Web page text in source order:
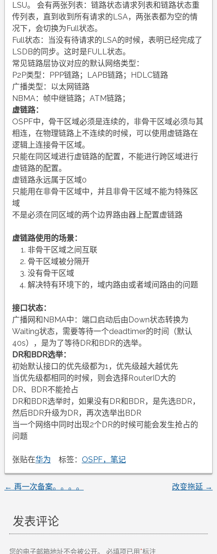
LSU。 会有两张列表：链路状态请求列表和链路状态重
传列表，直到收到所有请求的LSA，两张表都为空的情
况下，会切换为Full状态。
Full状态：当没有待请求的LSA的时候，表明已经完成了
LSDB的同步。这时是FULL状态。
常见链路层协议对应的默认网络类型：
P2P类型：PPP链路；LAPB链路；HDLC链路
广播类型：以太网链路
NBMA：帧中继链路；ATM链路；
虚链路：
OSPF中，骨干区域必须是连续的，非骨干区域必须与其
相连，在物理链路上不连续的时候，可以使用虚链路在
逻辑上连接骨干区域。
只能在同区域进行虚链路的配置，不能进行跨区域进行
虚链路的配置。
虚链路永远属于区域0
只能用在非骨干区域中，并且非骨干区域不能为特殊区
域
不是必须在同区域的两个边界路由器上配置虚链路
虚链路使用的场景：
非骨干区域之间互联
骨干区域被分隔开
没有骨干区域
解决特有环境下的，域内路由或者域间路由的问题
接口状态：
广播网和NBMA中：端口启动后由Down状态转换为
Waiting状态，需要等待一个deadtimer的时间（默认
40s），是为了等待DR和BDR的选举。
DR和BDR选举：
初始默认接口的优先级都为1，优先级越大越优先
当优先级都相同的时候，则会选择RouterID大的
DR、BDR不能抢占
DR和BDR选举时，如果没有DR和BDR，是先选BDR，
然后BDR升级为DR，再次选举出BDR
当一个网络中同时出现2个DR的时候可能会发生抢占的
问题
张贴在华为 标签： OSPF，笔记
文
章
导
← 再一次备案。。。。 改变拖延 →
发表评论
您的电子邮箱地址不会被公开。 必填项已用*标注